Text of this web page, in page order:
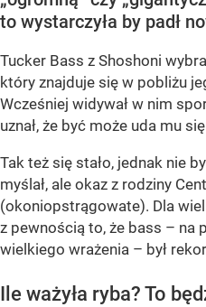
to wystarczyła by padł
Tucker Bass z Shoshoni
który znajduje się w pobliżu
Wcześniej widywał w nim
uznał, że być może uda mu
Tak też się stało, jednak nie
myślał, ale okaz z rodziny
(okoniopstrągowate). Dla
z pewnością to, że bass – na
wielkiego wrażenia – był
Ile ważyła ryba? To